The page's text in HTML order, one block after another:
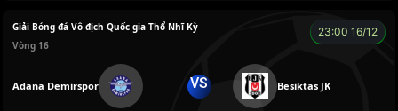
Giải Bóng đá Vô địch Quốc gia Thổ Nhĩ Kỳ
Vòng 16
23:00 16/12
Adana Demirspor VS Besiktas JK